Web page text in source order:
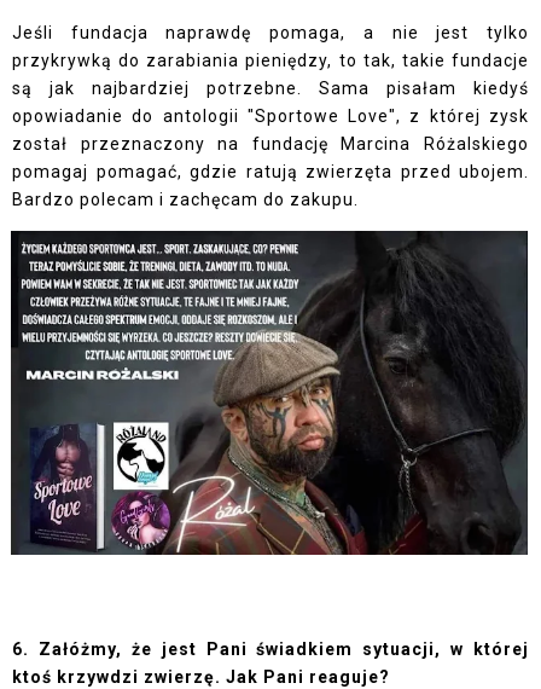
Jeśli fundacja naprawdę pomaga, a nie jest tylko
przykrywką do zarabiania pieniędzy, to tak, takie fundacje
są jak najbardziej potrzebne. Sama pisałam kiedyś
opowiadanie do antologii "Sportowe Love", z której zysk
został przeznaczony na fundację Marcina Różalskiego
pomagaj pomagać, gdzie ratują zwierzęta przed ubojem.
Bardzo polecam i zachęcam do zakupu.
6. Załóżmy, że jest Pani świadkiem sytuacji, w której
ktoś krzywdzi zwierzę. Jak Pani reaguje?